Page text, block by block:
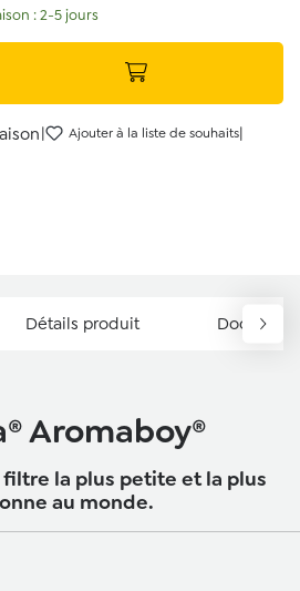
: 2-5 jours
| Ajouter à la liste de souhaits|
Détails produit
Aromaboy®
la plus petite et la plus
au monde.